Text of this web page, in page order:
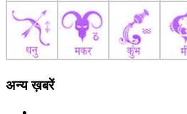
अन्य ख़बरें